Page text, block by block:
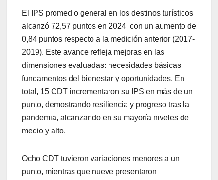
El IPS promedio general en los destinos turísticos
alcanzó 72,57 puntos en 2024, con un aumento de
0,84 puntos respecto a la medición anterior (2017-
2019). Este avance refleja mejoras en las
dimensiones evaluadas: necesidades básicas,
fundamentos del bienestar y oportunidades. En
total, 15 CDT incrementaron su IPS en más de un
punto, demostrando resiliencia y progreso tras la
pandemia, alcanzando en su mayoría niveles de
medio y alto.
Ocho CDT tuvieron variaciones menores a un
punto, mientras que nueve presentaron